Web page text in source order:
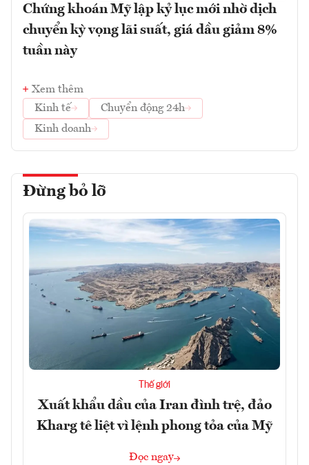
Chứng khoán Mỹ lập kỷ lục mới nhờ dịch
chuyển kỳ vọng lãi suất, giá dầu giảm 8%
tuần này
Xem thêm
Kinh tế
Chuyển động 24h
Kinh doanh
Đừng bỏ lỡ
Thế giới
Xuất khẩu dầu của Iran đình trệ, đảo
Kharg tê liệt vì lệnh phong tỏa của Mỹ
Đọc ngay